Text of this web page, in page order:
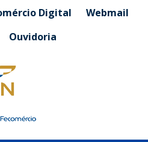
Digital
Webmail
Ouvidoria